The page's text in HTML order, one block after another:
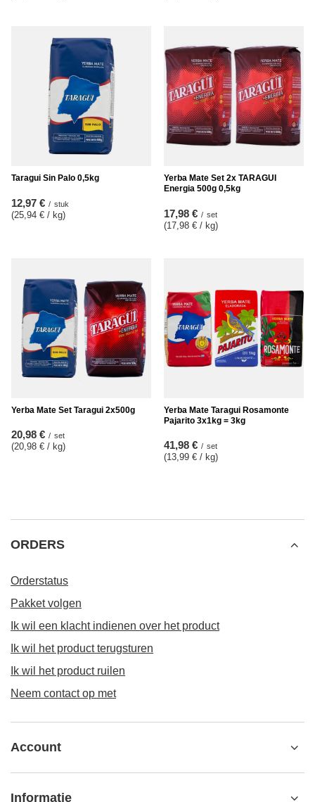
Taragui Sin Palo 0,5kg
12,97 € / stuk
(25,94 € / kg)
Yerba Mate Set 2x TARAGUI
Energia 500g 0,5kg
17,98 € / set
(17,98 € / kg)
Yerba Mate Set Taragui 2x500g
20,98 € / set
(20,98 € / kg)
Yerba Mate Taragui Rosamonte
Pajarito 3x1kg = 3kg
41,98 € / set
(13,99 € / kg)
ORDERS
Orderstatus
Pakket volgen
Ik wil een klacht indienen over het product
Ik wil het product terugsturen
Ik wil het product ruilen
Neem contact op met
Account
Informatie